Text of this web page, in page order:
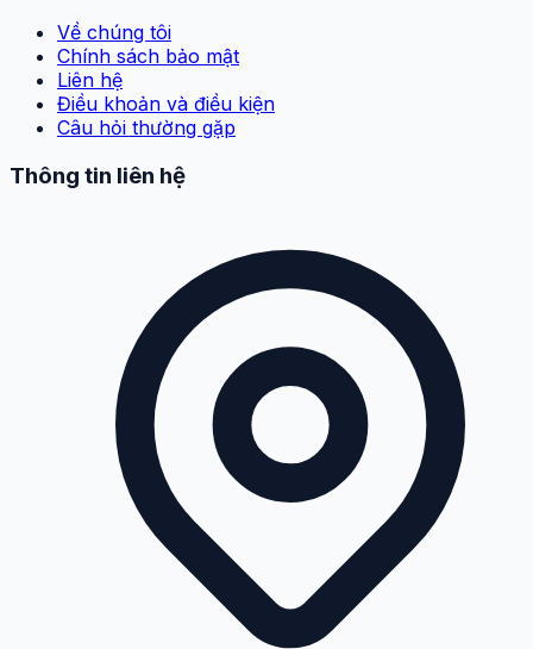
Về chúng tôi
Chính sách bảo mật
Liên hệ
Điều khoản và điều kiện
Câu hỏi thường gặp
Thông tin liên hệ